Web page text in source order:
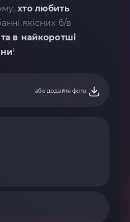
хто любить
якісних б/в
в найкоротші
!
або додайте фото